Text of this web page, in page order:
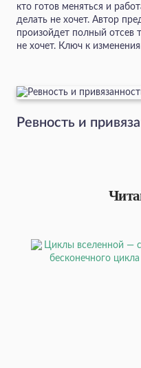
кто готов меняться и
делать не хочет. Автор
произойдет полный отсев
не хочет. Ключ к
Ревность и